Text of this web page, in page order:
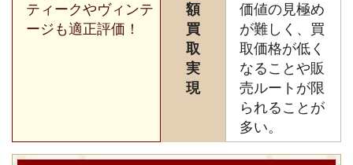
ティークやヴィンテ
ージも適正評価！
額
買
取
実
現
価値の見極め
が難しく、買
取価格が低く
なることや販
売ルートが限
られることが
多い。